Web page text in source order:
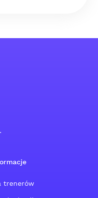
na Facebooku
grupy grupy
trenerów